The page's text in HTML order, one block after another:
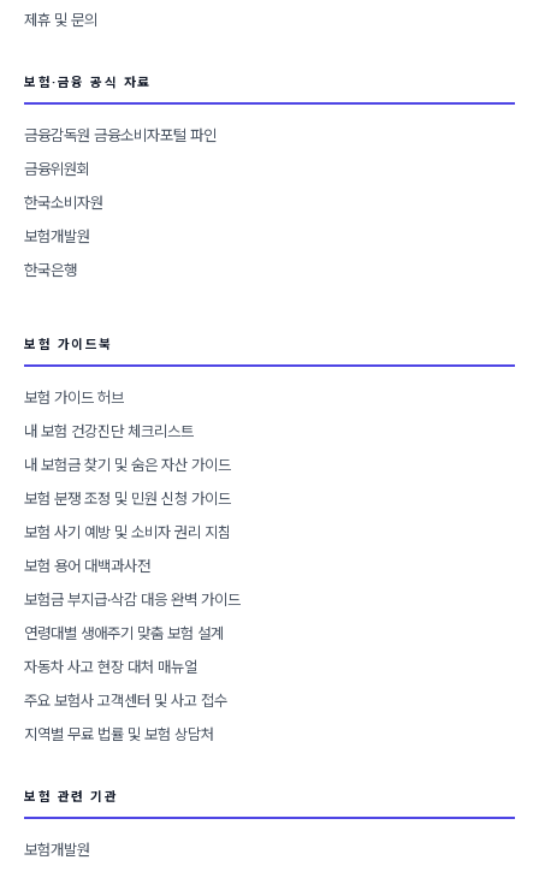
제휴 및 문의
보험·금융 공식 자료
금융감독원 금융소비자포털 파인
금융위원회
한국소비자원
보험개발원
한국은행
보험 가이드북
보험 가이드 허브
내 보험 건강진단 체크리스트
내 보험금 찾기 및 숨은 자산 가이드
보험 분쟁 조정 및 민원 신청 가이드
보험 사기 예방 및 소비자 권리 지침
보험 용어 대백과사전
보험금 부지급·삭감 대응 완벽 가이드
연령대별 생애주기 맞춤 보험 설계
자동차 사고 현장 대처 매뉴얼
주요 보험사 고객센터 및 사고 접수
지역별 무료 법률 및 보험 상담처
보험 관련 기관
보험개발원